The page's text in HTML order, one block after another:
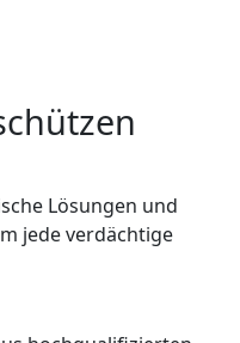
Lösungen und
jede verdächtige